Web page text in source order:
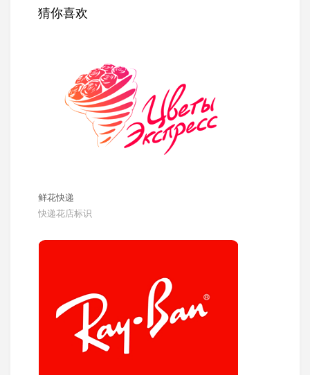
猜你喜欢
鲜花快递
快递花店标识